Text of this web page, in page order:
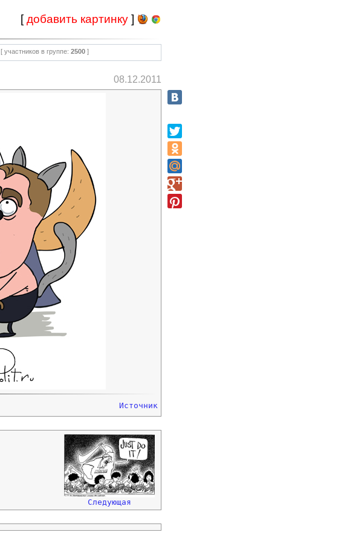
[добавить картинку ]
[ участников в группе: 2500]
08.12.2011
Источник
Следующая